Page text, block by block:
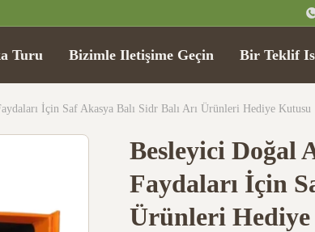
Turu Bizimle Iletişime Geçin Bir Teklif
İçin Saf Akasya Balı Sidr Balı Arı Ürünleri Hediye Kutusu
Besleyici Doğal
Faydaları İçin
Ürünleri